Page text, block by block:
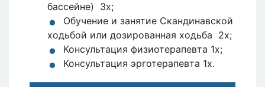
бассейне) 3х;
Обучение и занятие Скандинавской
ходьбой или дозированная ходьба 2х;
Консультация физиотерапевта 1x;
Консультация эрготерапевта 1x.